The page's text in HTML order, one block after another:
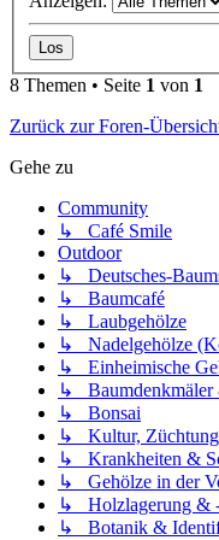
8 Themen • Seite 1 von 1
Zurück zur Foren-
Gehe zu
Community
↳ Café Smile
Outdoor
↳ Deutsches-
↳ Baumcafé
↳ Laubgehölze
↳ Nadelgehölze
↳ Einheimische
↳ Baumdenkmäler
↳ Bonsai
↳ Kultur,
↳ Krankheiten &
↳ Gehölze in der
↳ Holzlagerung & -
↳ Botanik &